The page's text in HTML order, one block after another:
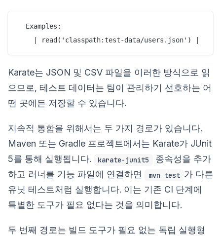
  Examples:
Karate는 JSON 및 CSV 파일을 이러한 방식으로 읽
으므로, 테스트 데이터는 팀이 관리하기 선호하는 어
떤 곳에든 저장할 수 있습니다.
지속적 통합을 위해서는 두 가지 경로가 있습니다.
Maven 또는 Gradle 프로젝트에서는 Karate가 JUnit
5를 통해 실행됩니다.
karate-junit5
종속성을 추가
하고 러너를 기능 파일에 연결하면
mvn test 가 다른
유닛 테스트처럼 실행합니다. 이는 기존 CI 단계에
특별한 도구가 필요 없다는 것을 의미합니다.
두 번째 경로는 빌드 도구가 필요 없는 독립 실행형